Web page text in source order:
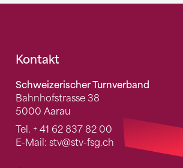
Fusszeile
Kontakt
Schweizerischer Turnverband
Bahnhofstrasse 38
5000 Aarau
Tel. + 41 62 837 82 00
E-Mail: stv@stv-fsg.ch